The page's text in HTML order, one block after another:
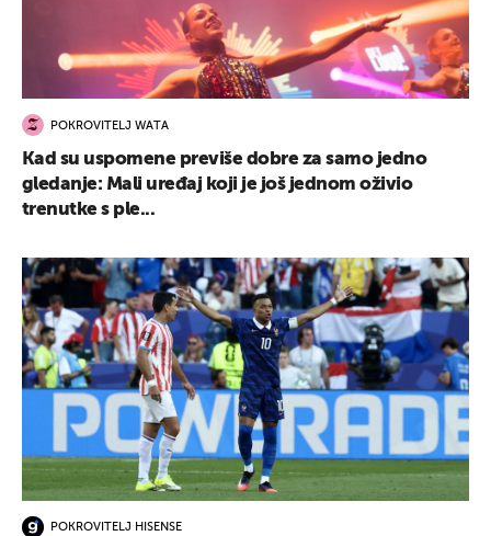
POKROVITELJ WATA
Kad su uspomene previše dobre za samo jedno
gledanje: Mali uređaj koji je još jednom oživio
trenutke s ple...
POKROVITELJ HISENSE